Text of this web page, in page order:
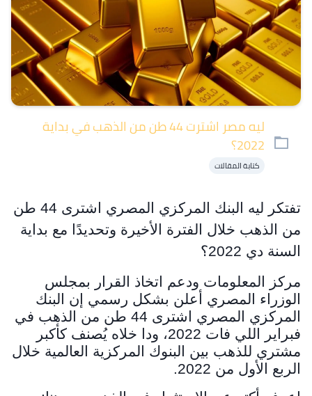
ليه مصر اشترت 44 طن من الذهب في بداية
2022؟
كتابة المقالات
تفتكر ليه البنك المركزي المصري اشترى 44 طن
من الذهب خلال الفترة الأخيرة وتحديدًا مع بداية
السنة دي 2022؟
مركز المعلومات ودعم اتخاذ القرار بمجلس
الوزراء المصري أعلن بشكل رسمي إن البنك
المركزي المصري اشترى 44 طن من الذهب في
فبراير اللي فات 2022، ودا خلاه يُصنف كأكبر
مشتري للذهب بين البنوك المركزية العالمية خلال
الربع الأول من 2022.